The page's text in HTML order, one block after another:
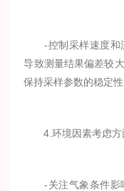
-控制采样速度和
导致测量结果偏差较
保持采样参数的稳定性
4.环境因素考虑方
-关注气象条件影